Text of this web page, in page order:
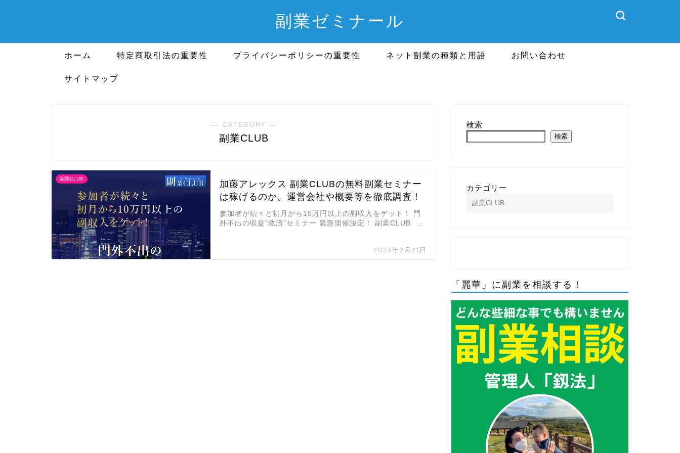
副業ゼミナール
ホーム 特定商取引法の重要性 プライバシーポリシーの重要性 ネット副業の種類と用語 お問い合わせ
サイトマップ
― CATEGORY ―
副業CLUB
副業CLUB
加藤アレックス 副業CLUBの無料副業セミナー
は稼げるのか。運営会社や概要等を徹底調査！
2023年2月21日
参加者が続々と初月から10万円以上の副収入をゲット！ 門
外不出の収益"救済"セミナー 緊急開催決定！ 副業CLUB …
検索
検索
カテゴリー
「麗華」に副業を相談する！